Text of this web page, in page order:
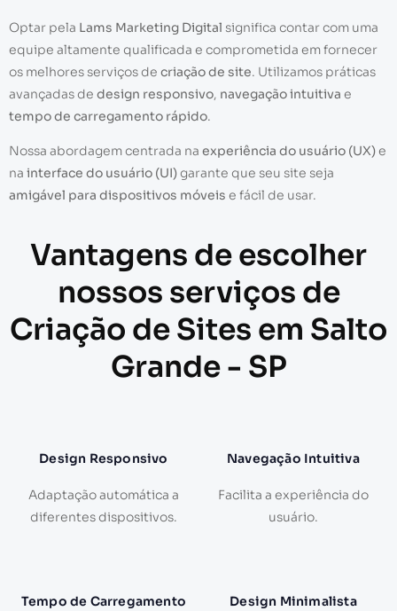
Optar pela Lams Marketing Digital significa contar com uma
equipe altamente qualificada e comprometida em fornecer
os melhores serviços de criação de site. Utilizamos práticas
avançadas de design responsivo, navegação intuitiva e
tempo de carregamento rápido.
Nossa abordagem centrada na experiência do usuário (UX)e
na interface do usuário (UI)garante que seu site seja
amigável para dispositivos móveis e fácil de usar.
Vantagens de escolher
nossos serviços de
Criação de Sites em Salto
Grande - SP
Design Responsivo
Adaptação automática a
diferentes dispositivos.
Navegação Intuitiva
Facilita a experiência do
usuário.
Tempo de Carregamento
Design Minimalista